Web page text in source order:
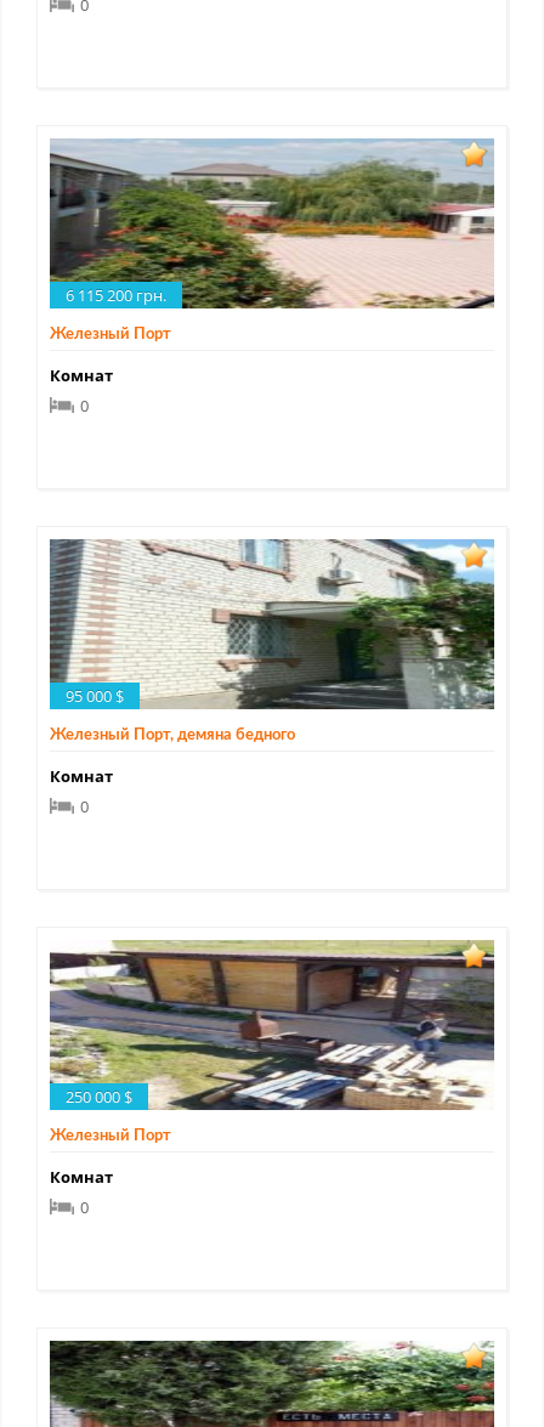
0
6 115 200 грн.
Железный Порт
Комнат
0
95 000 $
Железный Порт, демяна бедного
Комнат
0
250 000 $
Железный Порт
Комнат
0